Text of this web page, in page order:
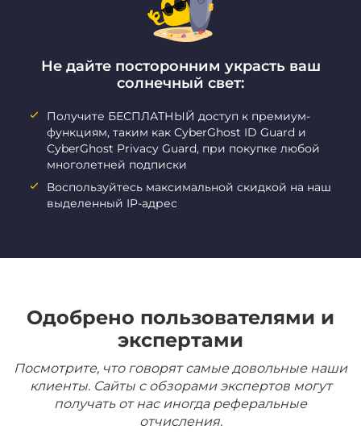
Не дайте посторонним украсть ваш
солнечный свет:
Получите БЕСПЛАТНЫЙ доступ к премиум-
функциям, таким как CyberGhost ID Guard и
CyberGhost Privacy Guard, при покупке любой
многолетней подписки
Воспользуйтесь максимальной скидкой на наш
выделенный IP-адрес
Одобрено пользователями и
экспертами
Посмотрите, что говорят самые довольные наши
клиенты. Сайты с обзорами экспертов могут
получать от нас иногда реферальные
отчисления.